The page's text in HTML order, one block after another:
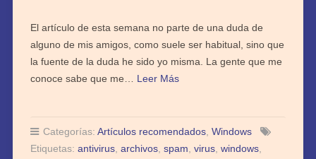
El artículo de esta semana no parte de una duda de
alguno de mis amigos, como suele ser habitual, sino que
la fuente de la duda he sido yo misma. La gente que me
conoce sabe que me… Leer Más
Categorías: Artículos recomendados, Windows
Etiquetas: antivirus, archivos, spam virus, windows,